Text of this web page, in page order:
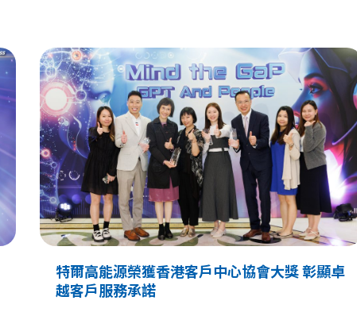
特爾高能源榮獲香港客戶中心協會大獎 彰顯卓
越客戶服務承諾